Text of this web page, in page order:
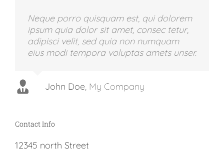
Neque porro quisquam est, qui dolorem
ipsum quia dolor sit amet, consec tetur,
adipisci velit, sed quia non numquam
eius modi tempora voluptas amets unser.
John Doe, My Company
Luke Beck Theme Fusion
Contact Info
12345 north Street